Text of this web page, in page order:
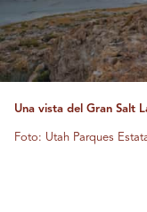
Una vista del Gran Salt
Foto: Utah Parques